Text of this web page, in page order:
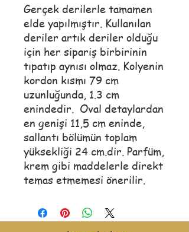
Gerçek derilerle tamamen
elde yapılmıştır. Kullanılan
deriler artık deriler olduğu
için her sipariş birbirinin
tıpatıp aynısı olmaz. Kolyenin
kordon kısmı 79 cm
uzunluğunda, 1.3 cm
enindedir. Oval detaylardan
en genişi 11,5 cm eninde,
sallantı bölümün toplam
yüksekliği 24 cm.dir. Parfüm,
krem gibi maddelerle direkt
temas etmemesi önerilir.